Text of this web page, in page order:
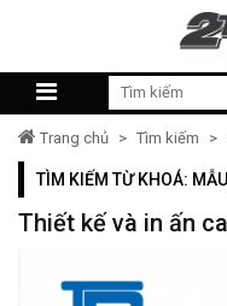
Trang chủ > Tìm kiếm >
TÌM KIẾM TỪ KHOÁ:
Thiết kế và in ấn